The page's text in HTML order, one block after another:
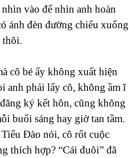
vào để nhìn anh hoàn
ánh đèn đường chiếu xuống
thôi.
cô bé ấy không xuất hiện
anh phải lấy cô, không ầm ĩ
ký kết hôn, cũng không
buổi sáng hay giờ tan tầm.
Đào nói, cô rốt cuộc
thích hợp? “Cái đuôi” đã